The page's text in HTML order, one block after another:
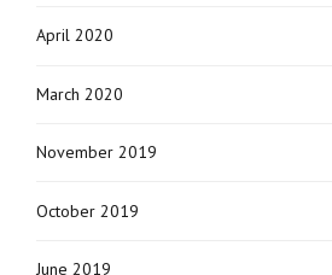
April 2020
March 2020
November 2019
October 2019
June 2019